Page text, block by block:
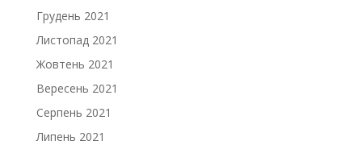
Грудень 2021
Листопад 2021
Жовтень 2021
Вересень 2021
Серпень 2021
Липень 2021